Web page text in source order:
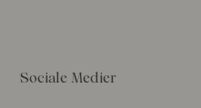
Sociale Medier